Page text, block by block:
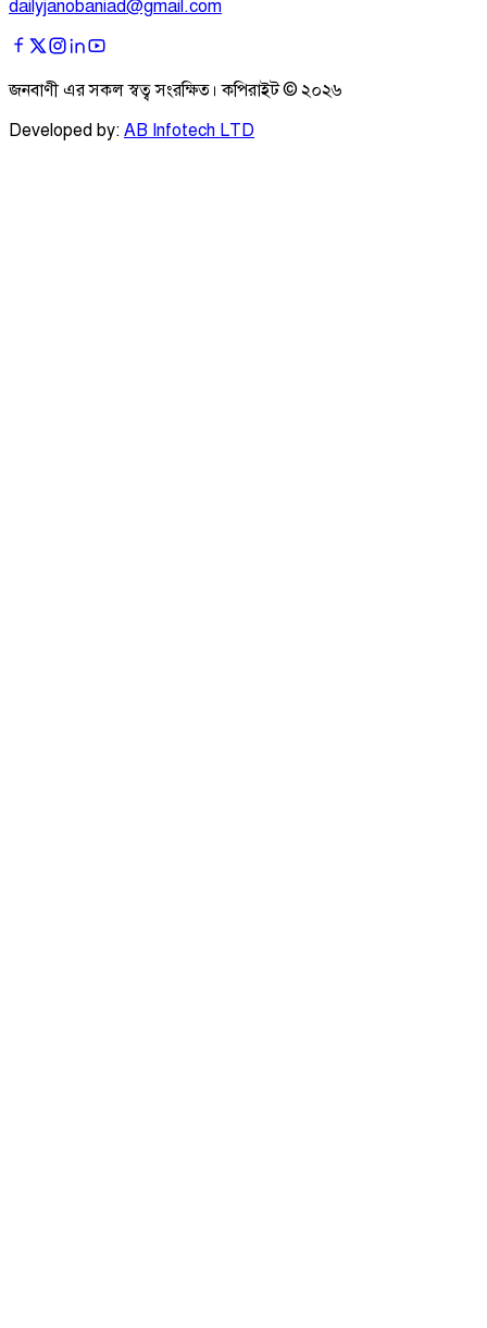
dailyjanobaniad@gmail.com
জনবাণী এর সকল স্বত্ব সংরক্ষিত। কপিরাইট © ২০২৬
Developed by: AB Infotech LTD